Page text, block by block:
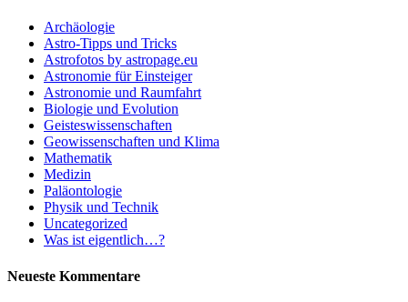
Archäologie
Astro-Tipps und Tricks
Astrofotos by astropage.eu
Astronomie für Einsteiger
Astronomie und Raumfahrt
Biologie und Evolution
Geisteswissenschaften
Geowissenschaften und Klima
Mathematik
Medizin
Paläontologie
Physik und Technik
Uncategorized
Was ist eigentlich…?
Neueste Kommentare